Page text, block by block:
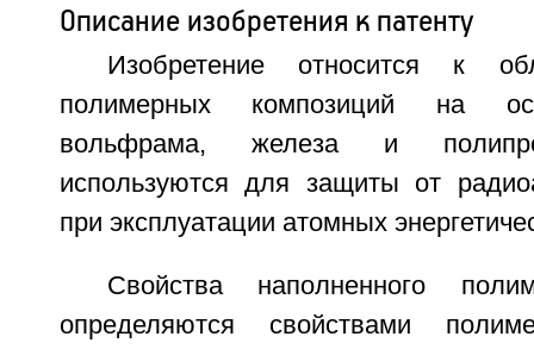
Описание изобретения к патенту
Изобретение относится к
полимерных композиций на
вольфрама, железа и
используются для защиты от
при эксплуатации атомных
Свойства наполненного
определяются свойствами